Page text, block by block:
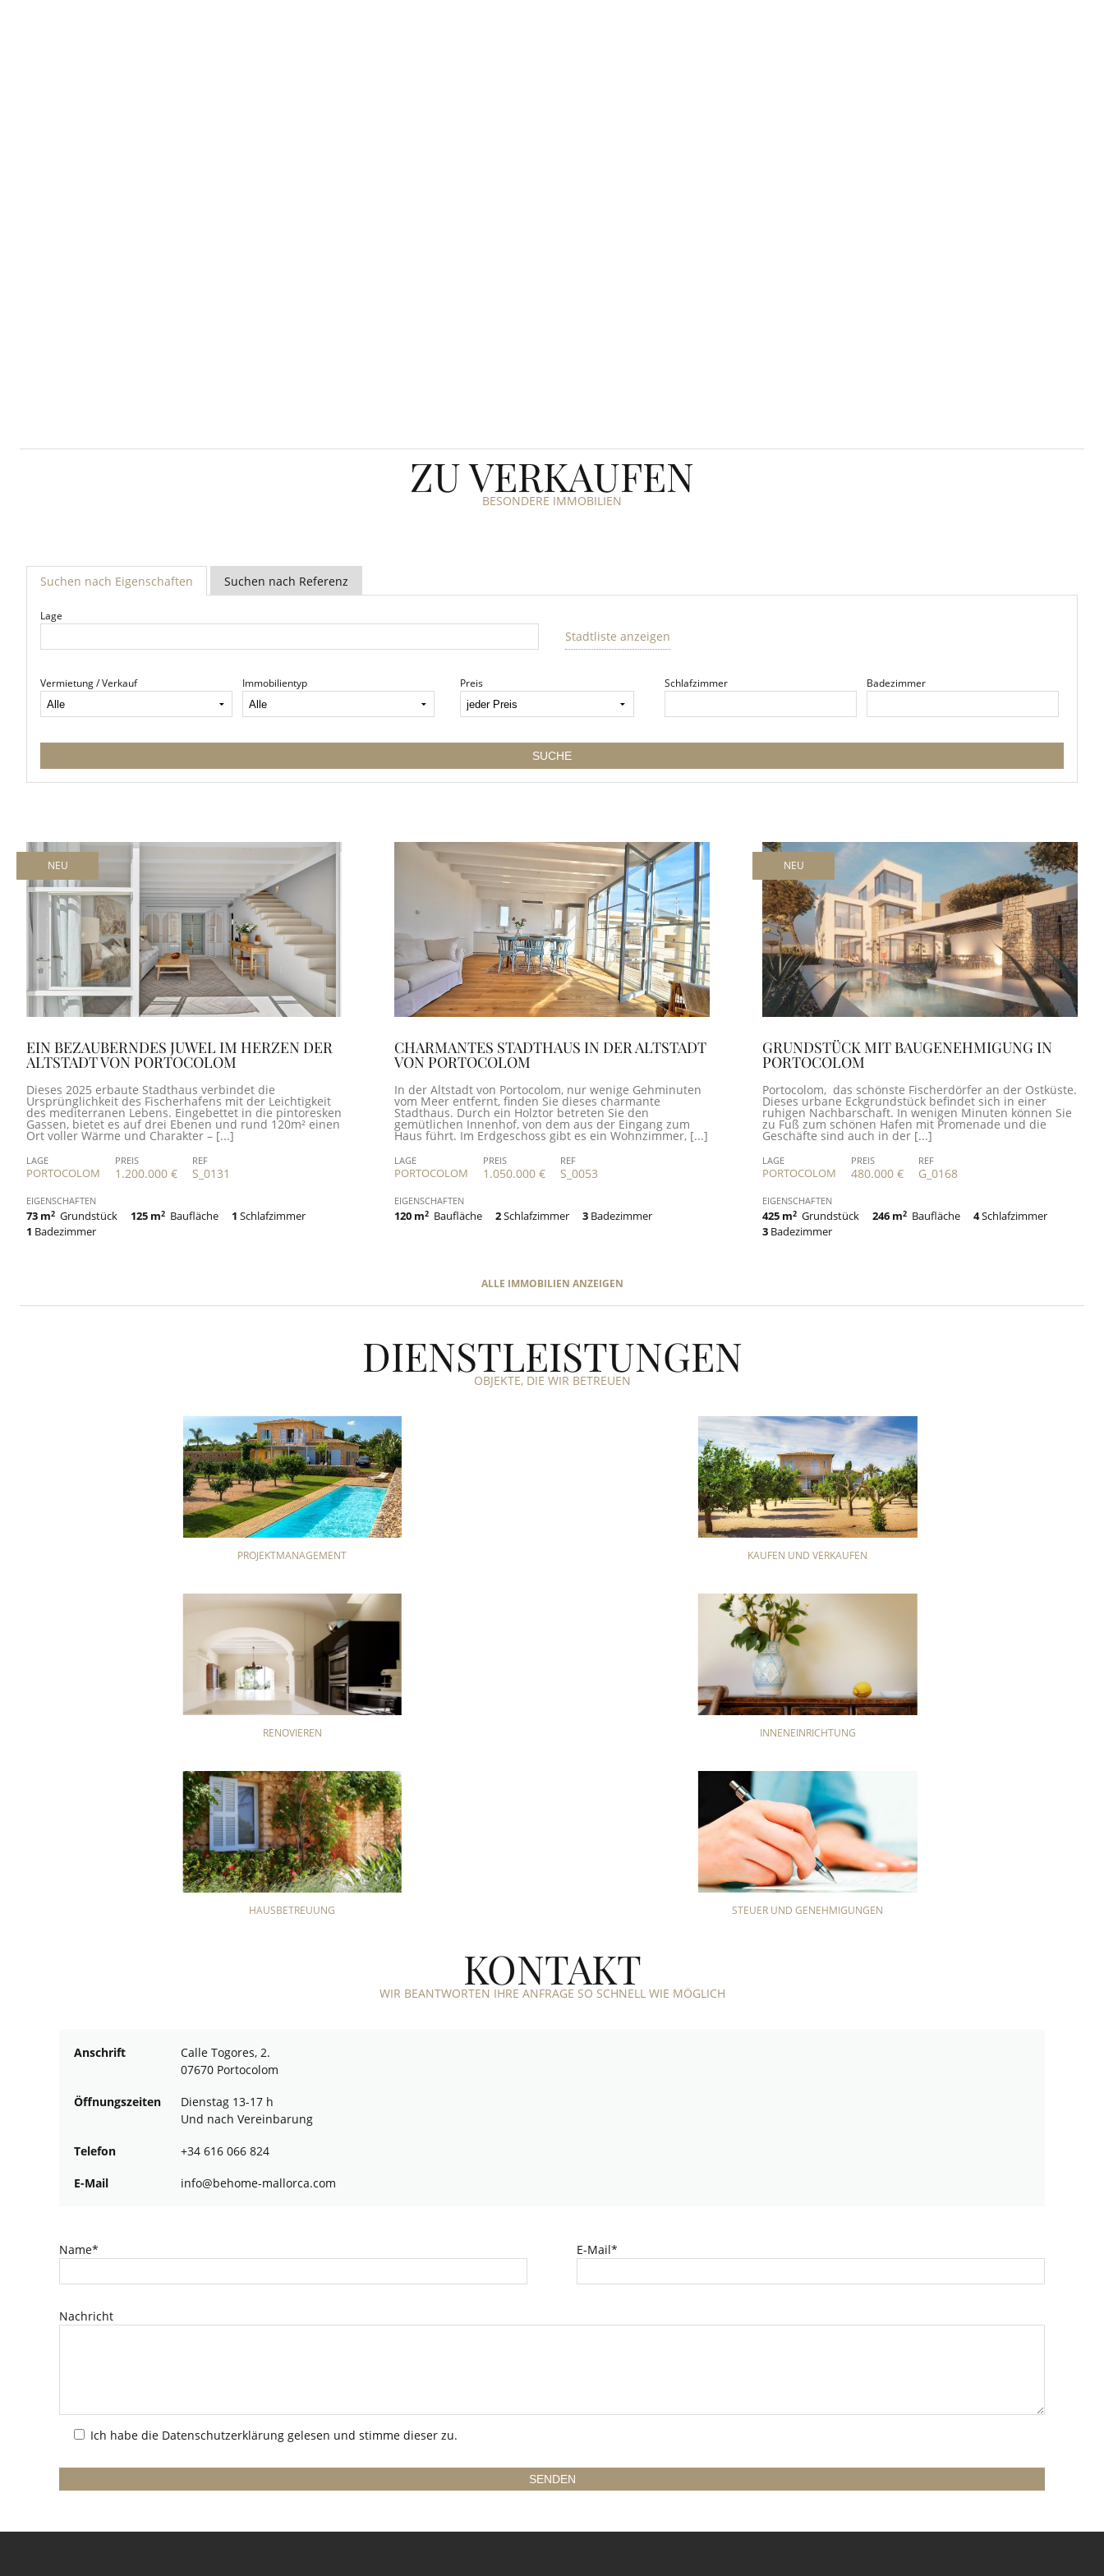
ZU VERKAUFEN
BESONDERE IMMOBILIEN
Suchen nach Eigenschaften Suchen nach Referenz
Lage
Stadtliste anzeigen
Vermietung / Verkauf Immobilientyp Preis Schlafzimmer Badezimmer
NEU
EIN BEZAUBERNDES JUWEL IM HERZEN DER
ALTSTADT VON PORTOCOLOM
Dieses 2025 erbaute Stadthaus verbindet die
Ursprünglichkeit des Fischerhafens mit der Leichtigkeit
des mediterranen Lebens. Eingebettet in die pintoresken
Gassen, bietet es auf drei Ebenen und rund 120m² einen
Ort voller Wärme und Charakter – [...]
LAGE
PORTOCOLOM
PREIS
1.200.000 €
REF
S_0131
EIGENSCHAFTEN
73 m2 Grundstück 125 m2 Baufläche 1 Schlafzimmer
1 Badezimmer
CHARMANTES STADTHAUS IN DER ALTSTADT
VON PORTOCOLOM
In der Altstadt von Portocolom, nur wenige Gehminuten
vom Meer entfernt, finden Sie dieses charmante
Stadthaus. Durch ein Holztor betreten Sie den
gemütlichen Innenhof, von dem aus der Eingang zum
Haus führt. Im Erdgeschoss gibt es ein Wohnzimmer, [...]
LAGE
PORTOCOLOM
PREIS
1.050.000 €
REF
S_0053
EIGENSCHAFTEN
120 m2 Baufläche 2Schlafzimmer 3 Badezimmer
NEU
GRUNDSTÜCK MIT BAUGENEHMIGUNG IN
PORTOCOLOM
Portocolom, das schönste Fischerdörfer an der Ostküste.
Dieses urbane Eckgrundstück befindet sich in einer
ruhigen Nachbarschaft. In wenigen Minuten können Sie
zu Fuß zum schönen Hafen mit Promenade und die
Geschäfte sind auch in der [...]
LAGE
PORTOCOLOM
PREIS
480.000 €
REF
G_0168
EIGENSCHAFTEN
425 m2 Grundstück 246 m2 Baufläche 4Schlafzimmer
3 Badezimmer
ALLE IMMOBILIEN ANZEIGEN
DIENSTLEISTUNGEN
OBJEKTE, DIE WIR BETREUEN
PROJEKTMANAGEMENT KAUFEN UND VERKAUFEN
RENOVIEREN INNENEINRICHTUNG
HAUSBETREUUNG STEUER UND GENEHMIGUNGEN
KONTAKT
WIR BEANTWORTEN IHRE ANFRAGE SO SCHNELL WIE MÖGLICH
Anschrift
Calle Togores, 2.
07670 Portocolom
Öffnungszeiten
Dienstag 13-17 h
Und nach Vereinbarung
Telefon +34 616 066 824
E-Mail moc.a
croll
am-em
oheb@
ofni
Name* E-Mail*
Nachricht
Ich habe die Datenschutzerklärung gelesen und stimme dieser zu.